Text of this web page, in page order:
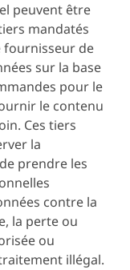
peuvent être
mandatés
fournisseur de
sur la base
pour le
le contenu
Ces tiers
la
prendre les
contre la
la perte ou
ou
illégal.